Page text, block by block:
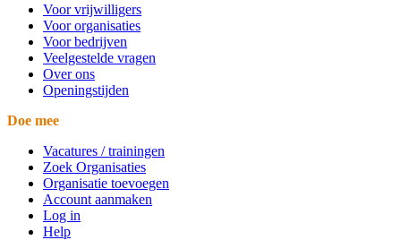
Voor vrijwilligers
Voor organisaties
Voor bedrijven
Veelgestelde vragen
Over ons
Openingstijden
Doe mee
Vacatures / trainingen
Zoek Organisaties
Organisatie toevoegen
Account aanmaken
Log in
Help